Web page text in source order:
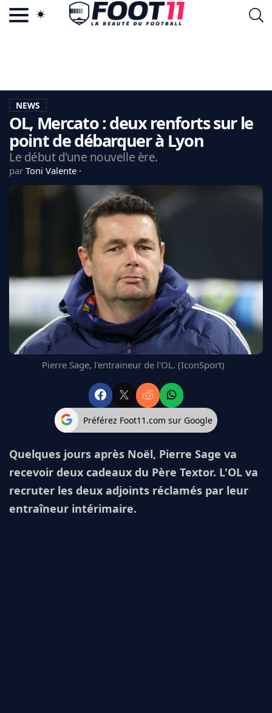
LA CHARTE
VIE PRIVÉE
CGU
CONTACTEZ-NOUS
MERCATO
FC BARCELONE
MANCHESTER UNITED
CHELSEA
ARSENAL
BAYERN
L'AVIS DE LA RÉDAC'
NEWS
OL, Mercato : deux renforts sur le
point de débarquer à Lyon
Le début d'une nouvelle ère.
par Toni Valente
Pierre Sage, l'entraineur de l'OL. (IconSport)
Préférez Foot11.com sur Google
Quelques jours après Noël, Pierre Sage va
recevoir deux cadeaux du Père Textor. L'OL va
recruter les deux adjoints réclamés par leur
entraîneur intérimaire.